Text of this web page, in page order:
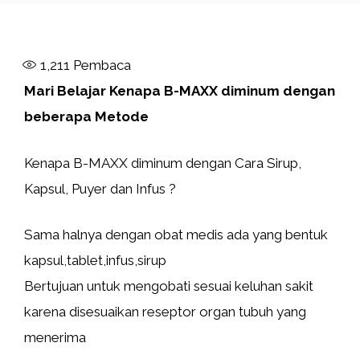
1,211 Pembaca
Mari Belajar Kenapa B-MAXX diminum dengan
beberapa Metode
Kenapa B-MAXX diminum dengan Cara Sirup,
Kapsul, Puyer dan Infus ?
Sama halnya dengan obat medis ada yang bentuk
kapsul,tablet,infus,sirup
Bertujuan untuk mengobati sesuai keluhan sakit
karena disesuaikan reseptor organ tubuh yang
menerima